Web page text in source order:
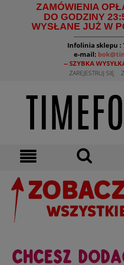
ZAMÓWIENIA
DO GODZINY
WYSŁANE JUŻ W
Infolinia sklepu :
e-mail:
-- SZYBKA
ZAREJESTRUJ SIĘ